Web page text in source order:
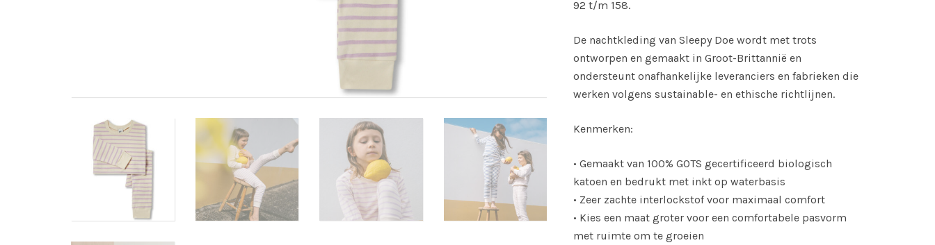
92 t/m 158.
De nachtkleding van Sleepy Doe wordt met trots
ontworpen en gemaakt in Groot-Brittannië en
ondersteunt onafhankelijke leveranciers en fabrieken die
werken volgens sustainable- en ethische richtlijnen.
Kenmerken:
• Gemaakt van 100% GOTS gecertificeerd biologisch
katoen en bedrukt met inkt op waterbasis
• Zeer zachte interlockstof voor maximaal comfort
• Kies een maat groter voor een comfortabele pasvorm
met ruimte om te groeien